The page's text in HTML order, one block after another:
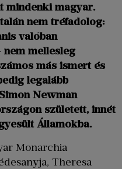
mindenki magyar.
nem tréfadolog:
valóban
mellesleg
más ismert és
legalább
Newman
született, innét
Államokba.
Monarchia
Theresa